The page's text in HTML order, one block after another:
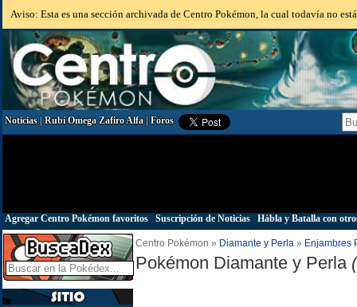
Aviso: Esta es una sección archivada de Centro Pokémon, la cual todavía no
Noticias|Rubí Omega Zafiro Alfa|Foros
Agregar Centro Pokémon favoritos Suscripción de Noticias Hábla y Batalla con
Centro Pokémon » Diamante y Perla » Enjambres
Pokémon Diamante y Perla